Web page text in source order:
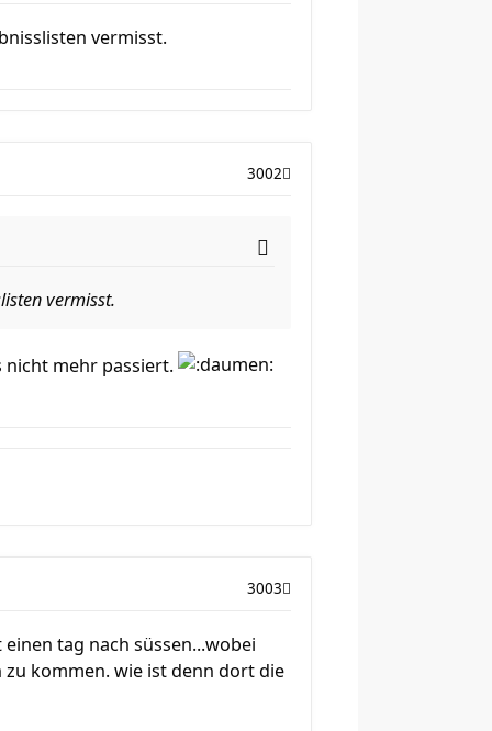
vermisst.
3002
vermisst.
nicht mehr passiert.
3003
tag nach süssen...wobei
kommen. wie ist denn dort die